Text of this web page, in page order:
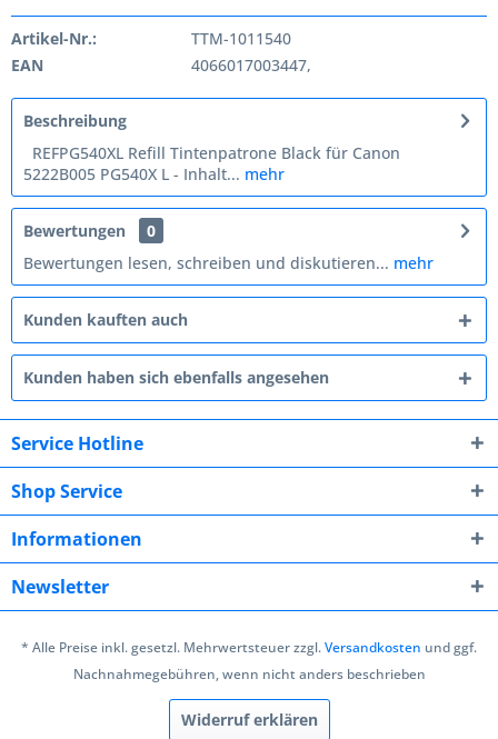
Artikel-Nr.:
TTM-1011540
EAN
4066017003447,
Beschreibung
REFPG540XL Refill Tintenpatrone Black für Canon
5222B005 PG540X L - Inhalt... mehr
Bewertungen
0
Bewertungen lesen, schreiben und diskutieren... mehr
Kunden kauften auch
Kunden haben sich ebenfalls angesehen
Service Hotline
Shop Service
Informationen
Newsletter
* Alle Preise inkl. gesetzl. Mehrwertsteuer zzgl.Versandkosten und ggf.
Nachnahmegebühren, wenn nicht anders beschrieben
Widerruf erklären